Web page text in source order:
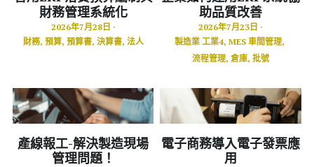
財務管理系統化
2026年7月28日 ·
財務, 預算, 預算書, 決算書, 法人
助品質改善
2026年7月23日 ·
製造業 工業4, MES 車間管理,
流程管理, 倉庫, 批號
產線報工-解決製造現場
管理問題！
電子商務導入電子發票應
用